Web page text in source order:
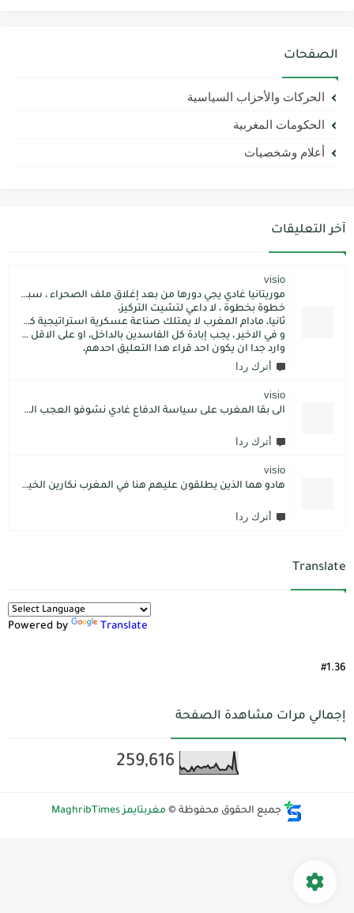
الصفحات
الحركات والأحزاب السياسية
الحكومات المغربية
أعلام وشخصيات
آخر التعليقات
visio
موريتانيا غادي يجي دورها من بعد إغلاق ملف الصحراء ، سبتة مليلية و الجزر،
خطوة بخطوة ، لا داعي لتشيت التركيز،
ثانيا، مادام المغرب لا يمتلك صناعة عسكرية استراتيجية كما فعل الاتراك فسيبقى داءما محل اطماع الغير،
و في الاخير ، يجب إبادة كل الفاسدين بالداخل، او على الاقل كما فعل محمد بن سلمان: قم بتسليم الاموال المنهوبة او المشنقة(حرفيا)، فقط هم بضعة آلاف ليسوا كُثر.
وارد جدا ان يكون احد قراء هدا التعليق احدهم،
أترك ردا
visio
الى بقا المغرب على سياسة الدفاع غادي نشوفو العجب المعجب من دولة الكبرانات.. دولة ما عندها تاريخ كاتسرق تراتنا ، اراضبنا و تاريخنا و حنا جالسين كانتسناو في الامم المتحدة تعطينا حل و الواقع هو كل عام مشكلتنا كاتعقد مع دولة الشر.. فرنسا اكبر شيطان من مازال حطا صبعها في شمال افريقيا، كانزيدو مشكل على مشكل اللهم كبرها تصغار .. الانسان هو لي يموت على ولادو و على ارضو
أترك ردا
visio
هادو هما الذين يطلقون عليهم هنا في المغرب نكارين الخير.كما يقول المثل المغربي دير الخير في الرجال تلقاه لاديرو فالشماتة راه يتوضر .لكن الخير دائما يعلو على الشر./.
أترك ردا
Translate
Powered by Translate
#1.36
إجمالي مرات مشاهدة الصفحة
259,616
جميع الحقوق محفوظة © مغربتايمز MaghribTimes